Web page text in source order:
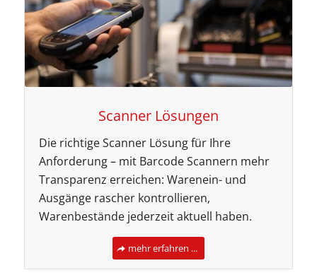
Scanner Lösungen
Die richtige Scanner Lösung für Ihre
Anforderung – mit Barcode Scannern mehr
Transparenz erreichen: Warenein- und
Ausgänge rascher kontrollieren,
Warenbestände jederzeit aktuell haben.
mehr erfahren ...